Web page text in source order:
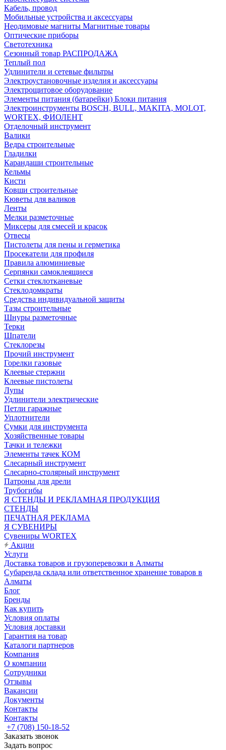
Кабель, провод
Мобильные устройства и аксессуары
Неодимовые магниты Магнитные товары
Оптические приборы
Светотехника
Сезонный товар РАСПРОДАЖА
Теплый пол
Удлинители и сетевые фильтры
Электроустановочные изделия и аксессуары
Электрощитовое оборудование
Элементы питания (батарейки) Блоки питания
Электроинструменты BOSCH, BULL, MAKITA, MOLOT,
WORTEX, ФИОЛЕНТ
Отделочный инструмент
Валики
Ведра строительные
Гладилки
Карандаши строительные
Кельмы
Кисти
Ковши строительные
Кюветы для валиков
Ленты
Мелки разметочные
Миксеры для смесей и красок
Отвесы
Пистолеты для пены и герметика
Просекатели для профиля
Правила алюминиевые
Серпянки самоклеящиеся
Сетки стеклотканевые
Стеклодомкраты
Средства индивидуальной защиты
Тазы строительные
Шнуры разметочные
Терки
Шпатели
Стеклорезы
Прочий инструмент
Горелки газовые
Клеевые стержни
Клеевые пистолеты
Лупы
Удлинители электрические
Петли гаражные
Уплотнители
Сумки для инструмента
Хозяйственные товары
Тачки и тележки
Элементы тачек КОМ
Слесарный инструмент
Слесарно-столярный инструмент
Патроны для дрели
Трубогибы
Я СТЕНДЫ И РЕКЛАМНАЯ ПРОДУКЦИЯ
СТЕНДЫ
ПЕЧАТНАЯ РЕКЛАМА
Я СУВЕНИРЫ
Сувениры WORTEX
Акции
Услуги
Доставка товаров и грузоперевозки в Алматы
Субаренда склада или ответственное хранение товаров в
Алматы
Блог
Бренды
Как купить
Условия оплаты
Условия доставки
Гарантия на товар
Каталоги партнеров
Компания
О компании
Сотрудники
Отзывы
Вакансии
Документы
Контакты
Контакты
+7 (708) 150-18-52
Заказать звонок
Задать вопрос